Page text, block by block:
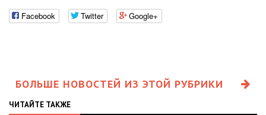
Facebook Twitter Google+
БОЛЬШЕ НОВОСТЕЙ ИЗ ЭТОЙ РУБРИКИ
ЧИТАЙТЕ ТАКЖЕ